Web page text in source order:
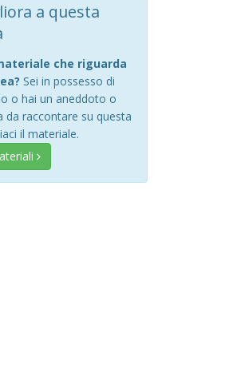
a questa
che riguarda
Sei in possesso di
o hai un aneddoto o
da raccontare su questa
il materiale.